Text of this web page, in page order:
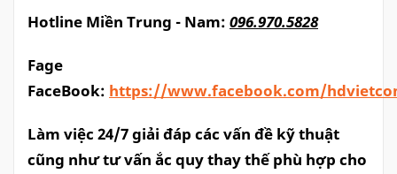
Hotline Miền Trung - Nam: 096.970.5828
Fage
FaceBook: https://www.facebook.com/
Làm việc 24/7 giải đáp các vấn đề kỹ thuật
cũng như tư vấn ắc quy thay thế phù hợp cho